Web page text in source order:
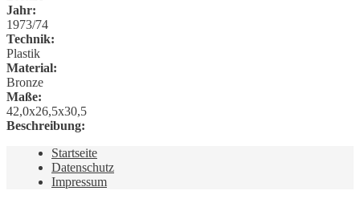
Jahr:
1973/74
Technik:
Plastik
Material:
Bronze
Maße:
42,0x26,5x30,5
Beschreibung:
Startseite
Datenschutz
Impressum